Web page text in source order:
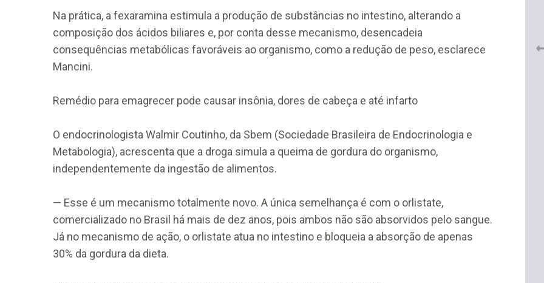
Na prática, a fexaramina estimula a produção de substâncias no intestino, alterando a
composição dos ácidos biliares e, por conta desse mecanismo, desencadeia
consequências metabólicas favoráveis ao organismo, como a redução de peso, esclarece
Mancini.
Remédio para emagrecer pode causar insônia, dores de cabeça e até infarto
O endocrinologista Walmir Coutinho, da Sbem (Sociedade Brasileira de Endocrinologia e
Metabologia), acrescenta que a droga simula a queima de gordura do organismo,
independentemente da ingestão de alimentos.
— Esse é um mecanismo totalmente novo. A única semelhança é com o orlistate,
comercializado no Brasil há mais de dez anos, pois ambos não são absorvidos pelo sangue.
Já no mecanismo de ação, o orlistate atua no intestino e bloqueia a absorção de apenas
30% da gordura da dieta.
base de Cannabis
29 de janeiro de 2026
Virtual de Farmácia
26 de maio de 2026